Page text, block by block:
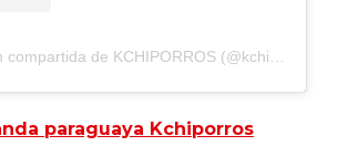
paraguaya Kchiporros